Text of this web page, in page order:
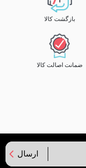
بازگشت کالا
ضمانت اصالت کالا
ارسال